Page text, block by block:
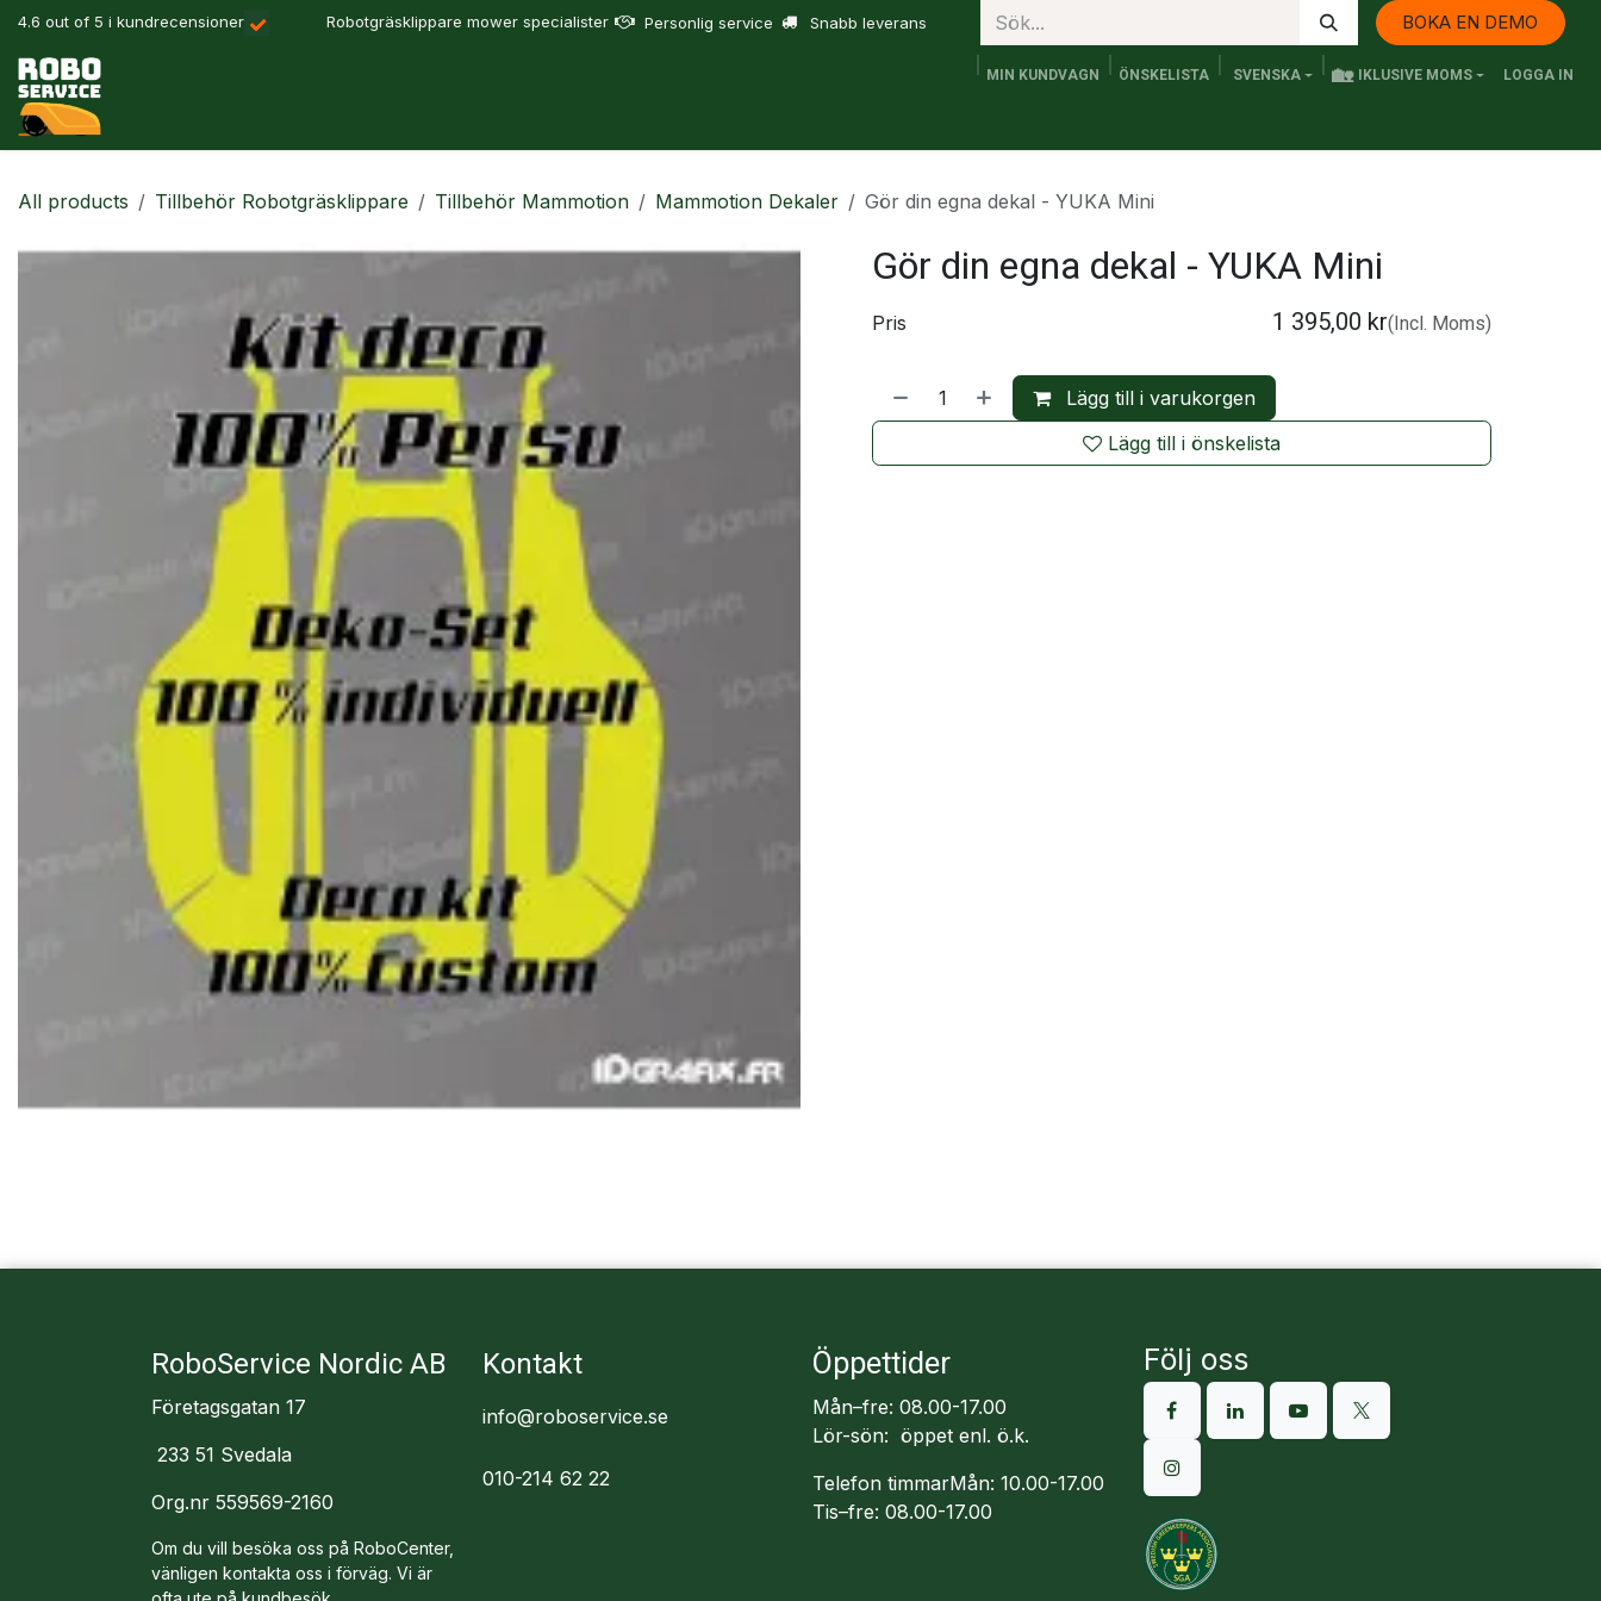
Hoppa till innehåll
4.6 out of 5 i kundrecensioner Robotgräsklippare mower specialister Personlig service Snabb leverans BOKA EN DEMO
MIN KUNDVAGN ÖNSKELISTA SVENSKA 🏡 IKLUSIVE MOMS LOGGA IN
Våra produkter
All products Tillbehör Robotgräsklippare Tillbehör Mammotion Mammotion Dekaler Gör din egna dekal - YUKA Mini
Gör din egna dekal - YUKA Mini
Lägg till i varukorgen
Lägg till i önskelista
Pris 1 395,00 kr(Incl. Moms)
RoboService Nordic AB
Företagsgatan 17
233 51 Svedala
Org.nr 559569-2160
Om du vill besöka oss på RoboCenter,
vänligen kontakta oss i förväg. Vi är
Kontakt
info@roboservice.se
010-214 62 22
Öppettider
Mån–fre: 08.00-17.00
Lör-sön: öppet enl. ö.k.
Telefon timmarMån: 10.00-17.00
Tis–fre: 08.00-17.00
Följ oss